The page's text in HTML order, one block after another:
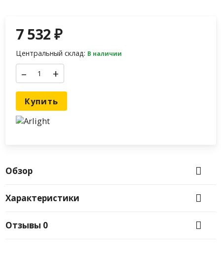
7 532 ₽
Центральный склад: В наличии
– +
Купить
Обзор
Характеристики
Отзывы 0